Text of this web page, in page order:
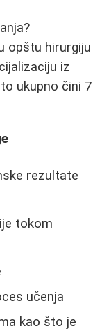
opštu hirurgiju
iz
ukupno čini 7
rezultate
tokom
učenja
kao što je